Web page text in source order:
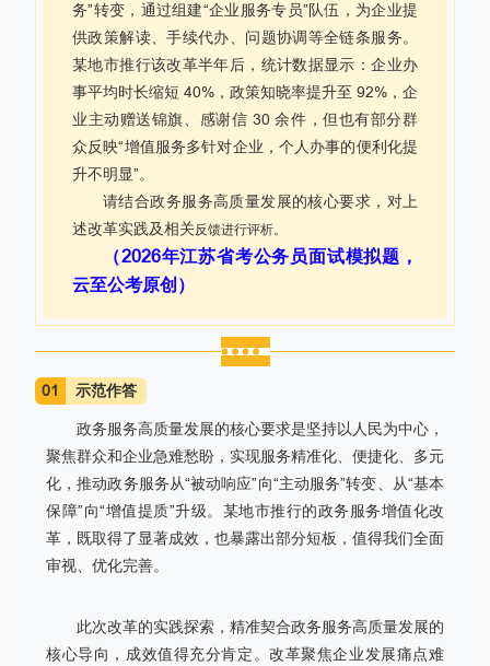
务”转变，通过组建“企业服务专员”队伍，为企业提
供政策解读、手续代办、问题协调等全链条服务。
某地市推行该改革半年后，统计数据显示：企业办
事平均时长缩短 40%，政策知晓率提升至 92%，企
业主动赠送锦旗、感谢信 30 余件，但也有部分群
众反映“增值服务多针对企业，个人办事的便利化提
升不明显”。
请结合政务服务高质量发展的核心要求，对上
述改革实践及相关反馈进行评析。
（2026年江苏省考公务员面试模拟题，
云至公考原创）
01 示范作答
政务服务高质量发展的核心要求是坚持以人民为中心，
聚焦群众和企业急难愁盼，实现服务精准化、便捷化、多元
化，推动政务服务从“被动响应”向“主动服务”转变、从“基本
保障”向“增值提质”升级。某地市推行的政务服务增值化改
革，既取得了显著成效，也暴露出部分短板，值得我们全面
审视、优化完善。
此次改革的实践探索，精准契合政务服务高质量发展的
核心导向，成效值得充分肯定。改革聚焦企业发展痛点难